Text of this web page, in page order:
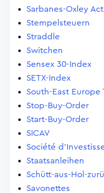
Sarbanes-Oxley Act
Stempelsteuern
Straddle
Switchen
Sensex 30-Index
SETX-Index
South-East Europe
Stop-Buy-Order
Start-Buy-Order
SICAV
Société
Staatsanleihen
Schütt-aus-Hol-
Savonettes